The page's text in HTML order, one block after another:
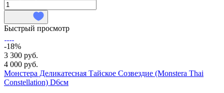
Быстрый просмотр
-18%
3 300 руб.
4 000 руб.
Монстера Деликатесная Тайское Созвездие (Monstera Thai
Constellation) D6см